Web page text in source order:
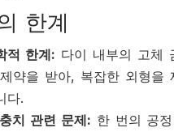
한계
적 한계: 다이 내부의 고체
약을 받아, 복잡한 외형을
다.
치 관련 문제: 한 번의 공